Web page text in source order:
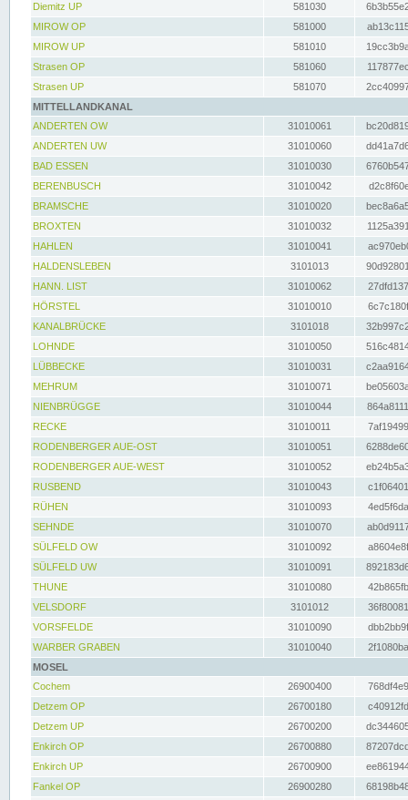
Diemitz UP
581030
MIROW OP
581000
MIROW UP
581010
Strasen OP
581060
Strasen UP
581070
MITTELLANDKANAL
ANDERTEN OW
31010061
ANDERTEN UW
31010060
BAD ESSEN
31010030
BERENBUSCH
31010042
BRAMSCHE
31010020
BROXTEN
31010032
HAHLEN
31010041
HALDENSLEBEN
3101013
HANN. LIST
31010062
HÖRSTEL
31010010
KANALBRÜCKE
3101018
LOHNDE
31010050
LÜBBECKE
31010031
MEHRUM
31010071
NIENBRÜGGE
31010044
RECKE
31010011
RODENBERGER AUE-OST
31010051
RODENBERGER AUE-WEST
31010052
RUSBEND
31010043
RÜHEN
31010093
SEHNDE
31010070
SÜLFELD OW
31010092
SÜLFELD UW
31010091
THUNE
31010080
VELSDORF
3101012
VORSFELDE
31010090
WARBER GRABEN
31010040
MOSEL
Cochem
26900400
Detzem OP
26700180
Detzem UP
26700200
Enkirch OP
26700880
Enkirch UP
26700900
Fankel OP
26900280